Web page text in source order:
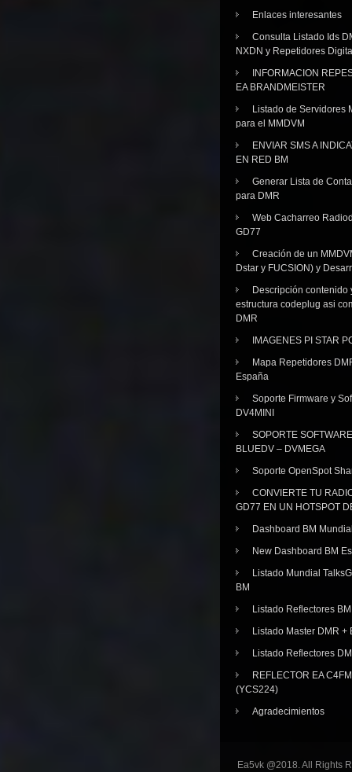
Enlaces interesantes
Consulta Listado Ids
NXDN y Repetidores
INFORMACION
EA BRANDMEISTER
Listado de Servidores
para el MMDVM
ENVIAR SMS A
EN RED BM
Generar Lista de
para DMR
Web Cacharreo
GD77
Creación de un
Dstar y FUCSION) y
Descripción contenido
estructura codeplug asi
DMR
IMAGENES PI STAR
Mapa Repetidores
España
Soporte Firmware y
DV4MINI
SOPORTE SOFTWARE
BLUEDV – DVMEGA
Soporte OpenSpot
CONVIERTE TU
GD77 EN UN HOTSPOT
Dashboard BM
New Dashboard BM
Listado Mundial
BM
Listado Reflectores BM
Listado Master DMR +
Listado Reflectores
REFLECTOR EA
(YCS224)
Agradecimientos
Ea5vk @2018. All Rights